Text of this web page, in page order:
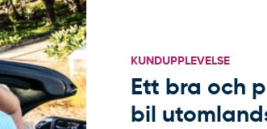
KUNDUPPLEVELSE
Ett bra och
bil